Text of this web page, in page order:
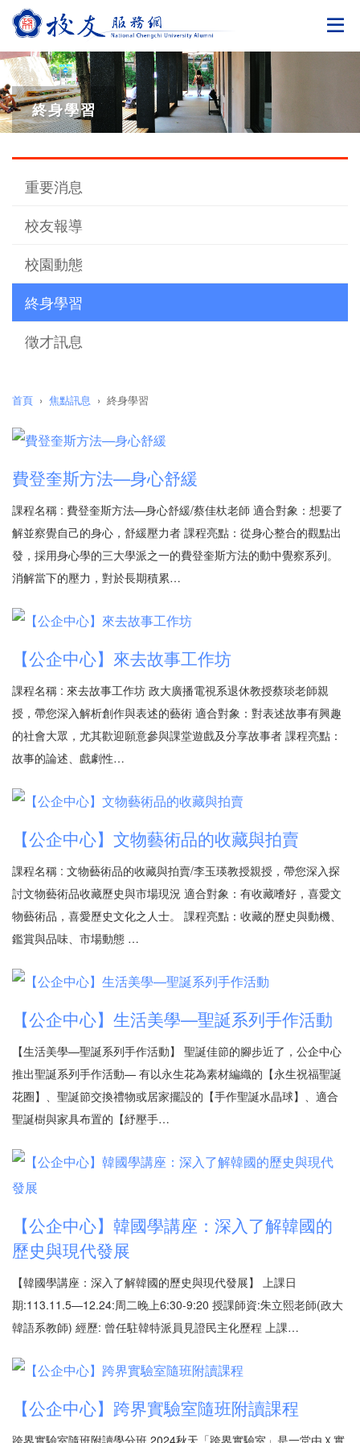
切
終身學習
重要消息
校友報導
校園動態
終身學習
徵才訊息
首頁 焦點訊息 終身學習
費登奎斯方法—身心舒緩
課程名稱 : 費登奎斯方法—身心舒緩/蔡佳杕老師 適合對象：想要了
解並察覺自己的身心，舒緩壓力者 課程亮點：從身心整合的觀點出
發，採用身心學的三大學派之一的費登奎斯方法的動中覺察系列。
消解當下的壓力，對於長期積累…
【公企中心】來去故事工作坊
課程名稱 : 來去故事工作坊 政大廣播電視系退休教授蔡琰老師親
授，帶您深入解析創作與表述的藝術 適合對象：對表述故事有興趣
的社會大眾，尤其歡迎願意參與課堂遊戲及分享故事者 課程亮點：
故事的論述、戲劇性…
【公企中心】文物藝術品的收藏與拍賣
課程名稱 : 文物藝術品的收藏與拍賣/李玉瑛教授親授，帶您深入探
討文物藝術品收藏歷史與市場現況 適合對象：有收藏嗜好，喜愛文
物藝術品，喜愛歷史文化之人士。 課程亮點：收藏的歷史與動機、
鑑賞與品味、市場動態 …
【公企中心】生活美學—聖誕系列手作活動
【生活美學—聖誕系列手作活動】 聖誕佳節的腳步近了，公企中心
推出聖誕系列手作活動— 有以永生花為素材編織的【永生祝福聖誕
花圈】、聖誕節交換禮物或居家擺設的【手作聖誕水晶球】、適合
聖誕樹與家具布置的【紓壓手…
【公企中心】韓國學講座：深入了解韓國的
歷史與現代發展
【韓國學講座：深入了解韓國的歷史與現代發展】 上課日
期:113.11.5—12.24:周二晚上6:30-9:20 授課師資:朱立熙老師(政大
韓語系教師) 經歷: 曾任駐韓特派員見證民主化歷程 上課…
【公企中心】跨界實驗室隨班附讀課程
跨界實驗室隨班附讀學分班 2024秋天「跨界實驗室」是一堂由Ｘ實